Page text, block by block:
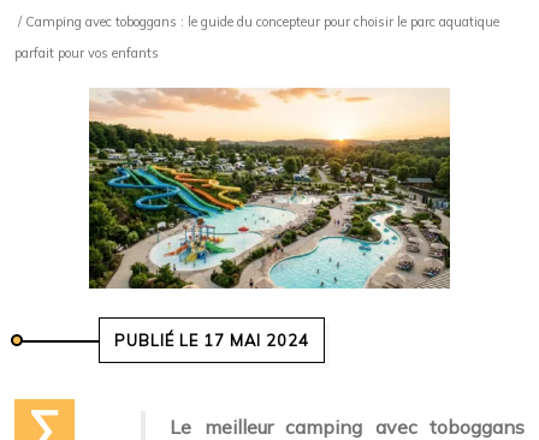
/ Camping avec toboggans : le guide du concepteur pour choisir le parc aquatique
parfait pour vos enfants
PUBLIÉ LE 17 MAI 2024
Le meilleur camping avec toboggans